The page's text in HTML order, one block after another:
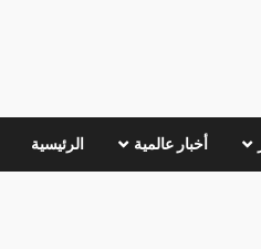
أخبار عالمية الرئيسية